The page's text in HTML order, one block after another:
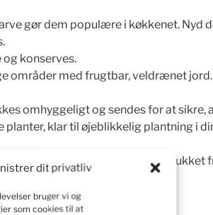
dit privatliv
bruger vi og
som cookies til at
gør dem populære i køkkenet. Nyd
og konserves.
områder med frugtbar, veldrænet jord.
omhyggeligt og sendes for at sikre,
klar til øjeblikkelig plantning i
at nyde smagen af frisk, håndplukket